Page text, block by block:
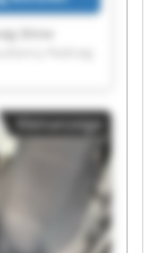
Shine
Consultancy
Padraig
Shine
Padraig
Shine
Padraig
Consultancy
Kleinanzeige